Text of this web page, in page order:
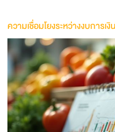
ความเชื่อมโยงระหว่างงบการ